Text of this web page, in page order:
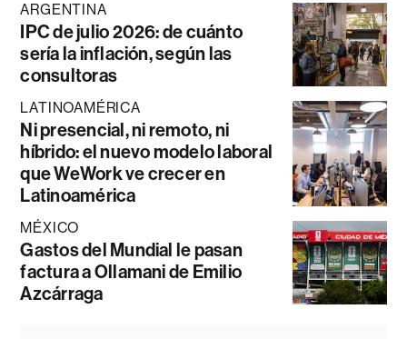
ARGENTINA
IPC de julio 2026: de cuánto
sería la inflación, según las
consultoras
LATINOAMÉRICA
Ni presencial, ni remoto, ni
híbrido: el nuevo modelo laboral
que WeWork ve crecer en
Latinoamérica
MÉXICO
Gastos del Mundial le pasan
factura a Ollamani de Emilio
Azcárraga